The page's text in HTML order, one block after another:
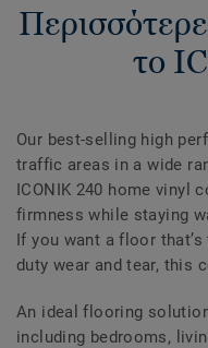
το
Our best-selling high
traffic areas in a wide
ICONIK 240 home vinyl
firmness while staying
If you want a floor
duty wear and tear, this
An ideal flooring
including bedrooms,